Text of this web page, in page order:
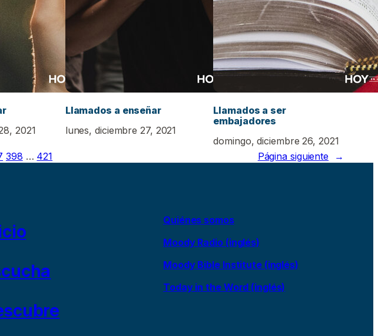
2021
Llamados a enseñar
lunes, diciembre 27, 2021
Llamados a ser
embajadores
domingo, diciembre 26, 2021
398 … 421 Página siguiente →
Quiénes somos
Moody Radio (inglés)
Moody Bible Institute (inglés)
Today in the Word (inglés)